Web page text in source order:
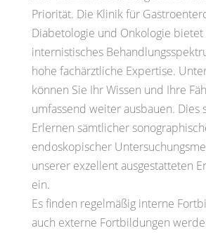
Priorität. Die Klinik für
Diabetologie und Onkologie
internistisches
hohe fachärztliche Expertise.
können Sie Ihr Wissen und Ihre
umfassend weiter ausbauen. Dies
Erlernen sämtlicher
endoskopischer
unserer exzellent ausgestatteten
ein.
Es finden regelmäßig interne
auch externe Fortbildungen